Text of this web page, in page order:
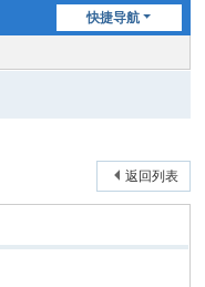
快捷导航
返回列表